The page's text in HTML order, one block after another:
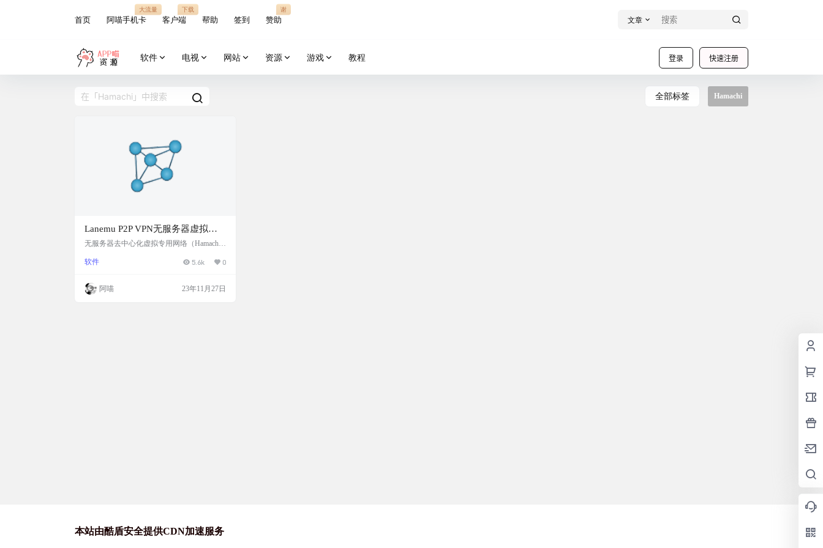
首页 阿喵手机卡
大流量
客户端
下载
帮助 签到 赞助
谢
文章
登录 快速注册
软件 电视 网站 资源 游戏 教程
全部标签 Hamachi
Lanemu P2P VPN无服务器虚拟专
用网络（Hamachi 的开源替代方
无服务器去中心化虚拟专用网络（Hamachi
多少人知道，以前玩我的世界minecraft联机
可以实现非局域网联机访问。速度很好很稳
定。后来蛤蟆吃停止免费服务了。 软件截图
软件 5.6k 0
阿喵 23年11月27日
本站由酷盾安全提供CDN加速服务